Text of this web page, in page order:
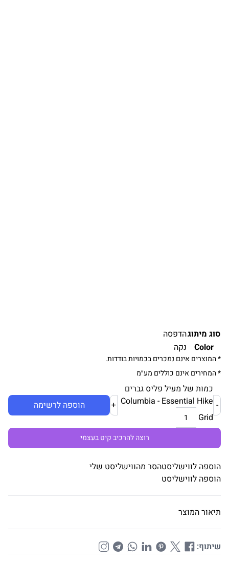
סוג מיתוגהדפסה
Color
נקה
* המוצרים אינם נמכרים בכמויות בודדות.
* המחירים אינם כוללים מע״מ
כמות של מעיל פליס גברים
Columbia - Essential Hike
Grid
+ הוספה לרשימה
רוצה להרכיב קיט בעצמי
הוספה לווישליסטהסר מהווישליסט שלי
הוספה לווישליסט
תיאור המוצר
שיתוף: